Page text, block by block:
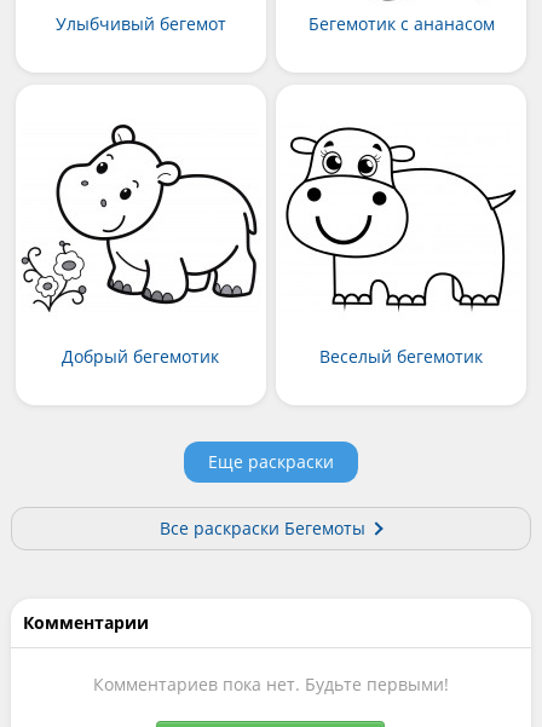
Улыбчивый бегемот Бегемотик с ананасом
Добрый бегемотик Веселый бегемотик
Еще раскраски
Все раскраски Бегемоты
Комментарии
Комментариев пока нет. Будьте первыми!